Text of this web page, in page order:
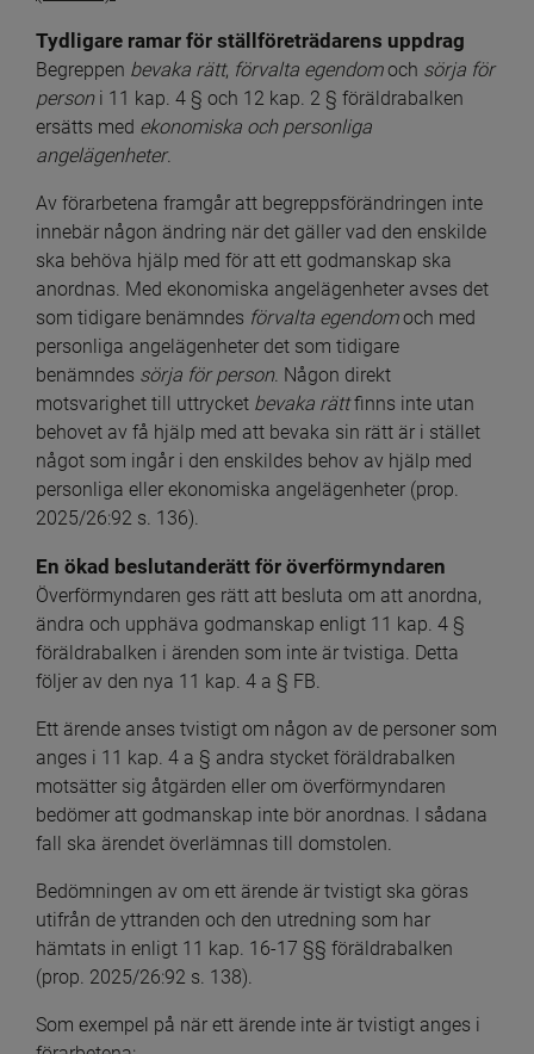
Tydligare ramar för ställföreträdarens uppdrag
Begreppen bevaka rätt, förvalta egendom och sörja för
person i 11 kap. 4 § och 12 kap. 2 § föräldrabalken
ersätts med ekonomiska och personliga
angelägenheter.
Av förarbetena framgår att begreppsförändringen inte
innebär någon ändring när det gäller vad den enskilde
ska behöva hjälp med för att ett godmanskap ska
anordnas. Med ekonomiska angelägenheter avses det
som tidigare benämndes förvalta egendom och med
personliga angelägenheter det som tidigare
benämndes sörja för person. Någon direkt
motsvarighet till uttrycket bevaka rätt finns inte utan
behovet av få hjälp med att bevaka sin rätt är i stället
något som ingår i den enskildes behov av hjälp med
personliga eller ekonomiska angelägenheter (prop.
2025/26:92 s. 136).
En ökad beslutanderätt för överförmyndaren
Överförmyndaren ges rätt att besluta om att anordna,
ändra och upphäva godmanskap enligt 11 kap. 4 §
föräldrabalken i ärenden som inte är tvistiga. Detta
följer av den nya 11 kap. 4 a § FB.
Ett ärende anses tvistigt om någon av de personer som
anges i 11 kap. 4 a § andra stycket föräldrabalken
motsätter sig åtgärden eller om överförmyndaren
bedömer att godmanskap inte bör anordnas. I sådana
fall ska ärendet överlämnas till domstolen.
Bedömningen av om ett ärende är tvistigt ska göras
utifrån de yttranden och den utredning som har
hämtats in enligt 11 kap. 16-17 §§ föräldrabalken
(prop. 2025/26:92 s. 138).
Som exempel på när ett ärende inte är tvistigt anges i